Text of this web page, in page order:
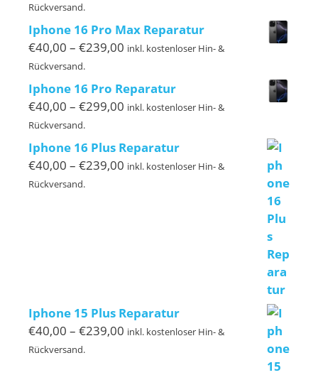
bis
€119,00
Rückversand.
Iphone 16 Pro Max Reparatur
€40,00 – €239,00 Preisspanne:
€239,00
inkl. kostenloser Hin- &
Rückversand.
Iphone 16 Pro Reparatur
€40,00 – €299,00 Preisspanne:
bis
€299,00
inkl. kostenloser Hin- &
Rückversand.
Iphone 16 Plus Reparatur
€40,00 – €239,00 Preisspanne:
inkl. kostenloser Hin- &
Rückversand.
Iphone 15 Plus Reparatur
€40,00 – €239,00 Preisspanne:
inkl. kostenloser Hin- &
Rückversand.